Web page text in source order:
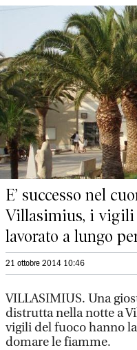
E’ successo nel
Villasimius, i vigili
lavorato a lungo
21 ottobre 2014 10:46
VILLASIMIUS. Una
distrutta nella notte a
vigili del fuoco hanno
domare le fiamme.